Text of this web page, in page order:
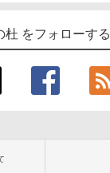
杜 をフォローする